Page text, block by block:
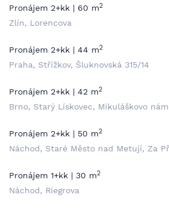
Pronájem 2+kk | 60 m2
Zlín, Lorencova
Pronájem 2+kk | 44 m2
Praha, Střížkov, Šluknovská 315/14
Pronájem 2+kk | 42 m2
Brno, Starý Lískovec, Mikuláškovo
Pronájem 2+kk | 50 m2
Náchod, Staré Město nad Metují, Za
Pronájem 1+kk | 30 m2
Náchod, Riegrova